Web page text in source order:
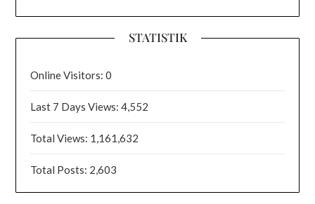
STATISTIK
Online Visitors:0
Last 7 Days Views:4,552
Total Views: 1,161,632
Total Posts: 2,603